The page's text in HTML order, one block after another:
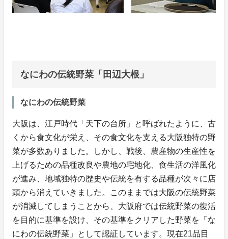
なにわの伝統野菜「田辺大根」
なにわの伝統野菜
大阪は、江戸時代「天下の台所」と呼ばれたように、古
くから食文化が栄え、その食文化を支える大阪独特の野
菜が多数ありました。しかし、戦後、農産物の生産性を
上げるための品種改良や農地の宅地化、食生活の洋風化
が進み、地域独特の歴史や伝統を有する品種が次々に店
頭から消えていきました。このままでは大阪の伝統野菜
が消滅してしまうことから、大阪府では伝統野菜の復活
を目的に基準を設け、その基準をクリアした野菜を「な
にわの伝統野菜」として認証しています。現在21品目